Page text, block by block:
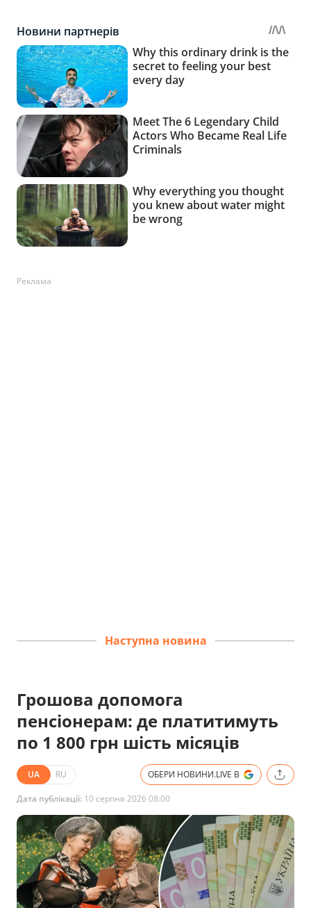
Реклама
Наступна новина
Грошова допомога
пенсіонерам: де платитимуть
по 1 800 грн шість місяців
UA RU ОБЕРИ НОВИНИ.LIVE В
Дата публікації: 10 серпня 2026 08:00